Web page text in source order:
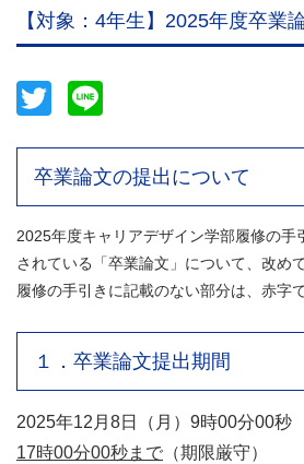
【対象：4年生】2025年度卒業
Twitter
卒業論文の提出について
2025年度キャリアデザイン学部履修の手
されている「卒業論文」について、改め
履修の手引きに記載のない部分は、赤字
１．卒業論文提出期間
2025年12月8日（月）9時00分00
17時00分00秒まで （期限厳守）